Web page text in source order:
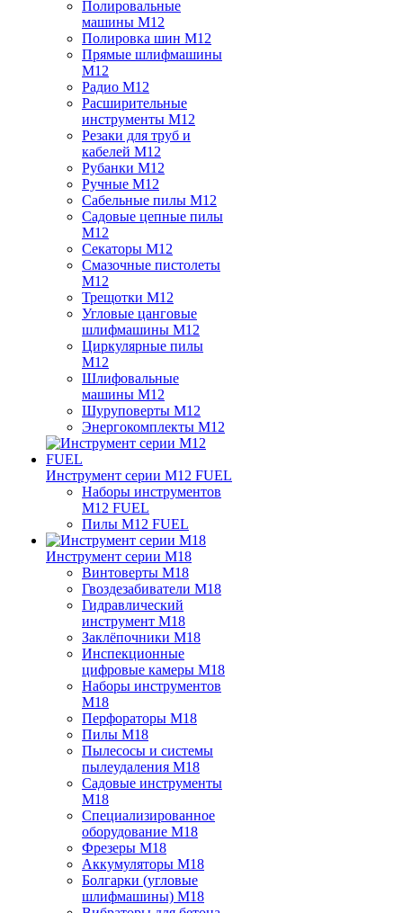
Полировальные
машины M12
Полировка шин M12
Прямые шлифмашины
M12
Радио M12
Расширительные
инструменты M12
Резаки для труб и
кабелей M12
Рубанки M12
Ручные M12
Сабельные пилы M12
Садовые цепные пилы
M12
Секаторы M12
Смазочные пистолеты
M12
Трещотки M12
Угловые цанговые
шлифмашины M12
Циркулярные пилы
M12
Шлифовальные
машины M12
Шуруповерты M12
Энергокомплекты M12
Инструмент серии M12 FUEL
Наборы инструментов
M12 FUEL
Пилы M12 FUEL
Инструмент серии M18
Винтоверты M18
Гвоздезабиватели M18
Гидравлический
инструмент M18
Заклёпочники M18
Инспекционные
цифровые камеры M18
Наборы инструментов
M18
Перфораторы M18
Пилы M18
Пылесосы и системы
пылеудаления M18
Садовые инструменты
M18
Специализированное
оборудование M18
Фрезеры M18
Аккумуляторы M18
Болгарки (угловые
шлифмашины) M18